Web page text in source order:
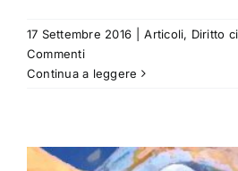
17 Settembre 2016 Articoli, Diritto
Commenti
Continua a leggere